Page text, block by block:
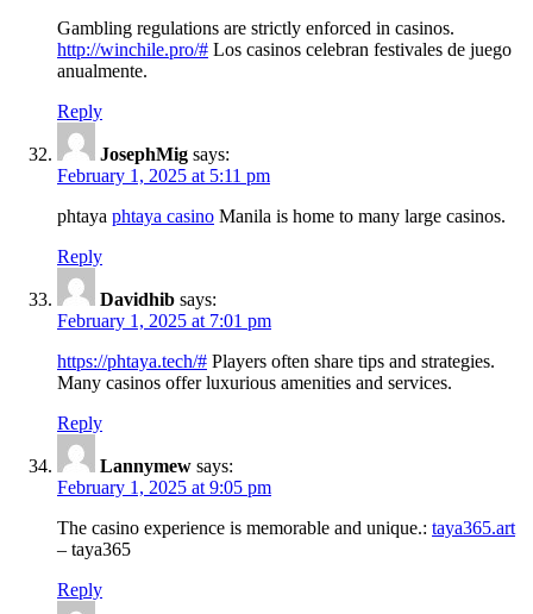
Gambling regulations are strictly enforced in casinos.
http://winchile.pro/# Los casinos celebran festivales de juego
anualmente.
Reply
JosephMig says:
February 1, 2025 at 5:11 pm
phtaya phtaya casino Manila is home to many large casinos.
Reply
Davidhib says:
February 1, 2025 at 7:01 pm
https://phtaya.tech/# Players often share tips and strategies.
Many casinos offer luxurious amenities and services.
Reply
Lannymew says:
February 1, 2025 at 9:05 pm
The casino experience is memorable and unique.: taya365.art
– taya365
Reply